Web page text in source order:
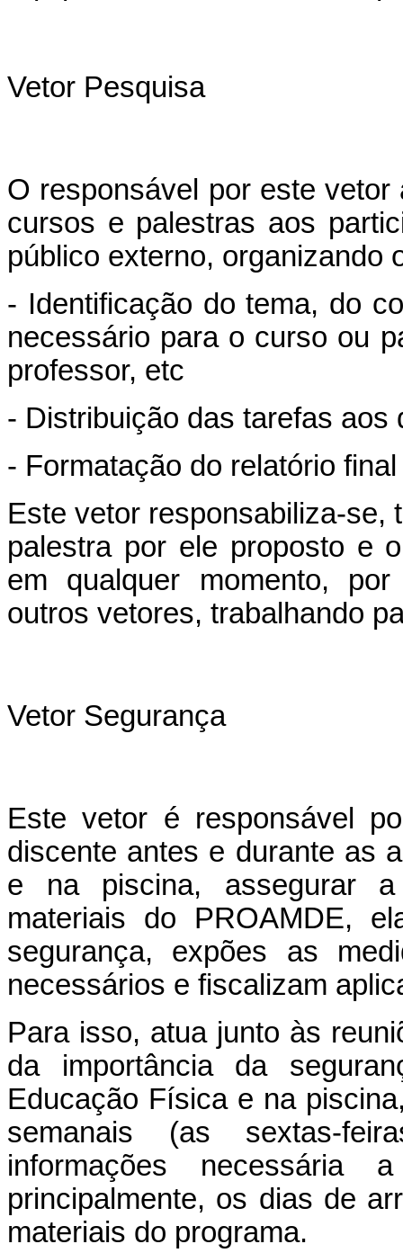
Vetor Pesquisa
O responsável por este
cursos e palestras aos
público externo, organizando
- Identificação do tema, do
necessário para o curso ou
professor, etc
- Distribuição das tarefas aos
- Formatação do relatório final
Este vetor responsabiliza-se,
palestra por ele proposto e
em qualquer momento,
outros vetores, trabalhando
Vetor Segurança
Este vetor é responsável
discente antes e durante as
e na piscina, assegurar
materiais do PROAMDE,
segurança, expões as
necessários e fiscalizam
Para isso, atua junto às
da importância da
Educação Física e na
semanais (as sextas-
informações necessária
principalmente, os dias de
materiais do programa.